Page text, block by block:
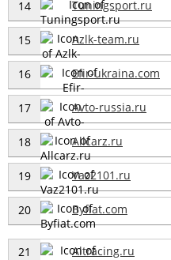
14 Tuningsport.ru
15 Azlk-team.ru
16 Efir-ukraina.com
17 Avto-russia.ru
18 Allcarz.ru
19 Vaz2101.ru
20 Byfiat.com
21 Altracing.ru